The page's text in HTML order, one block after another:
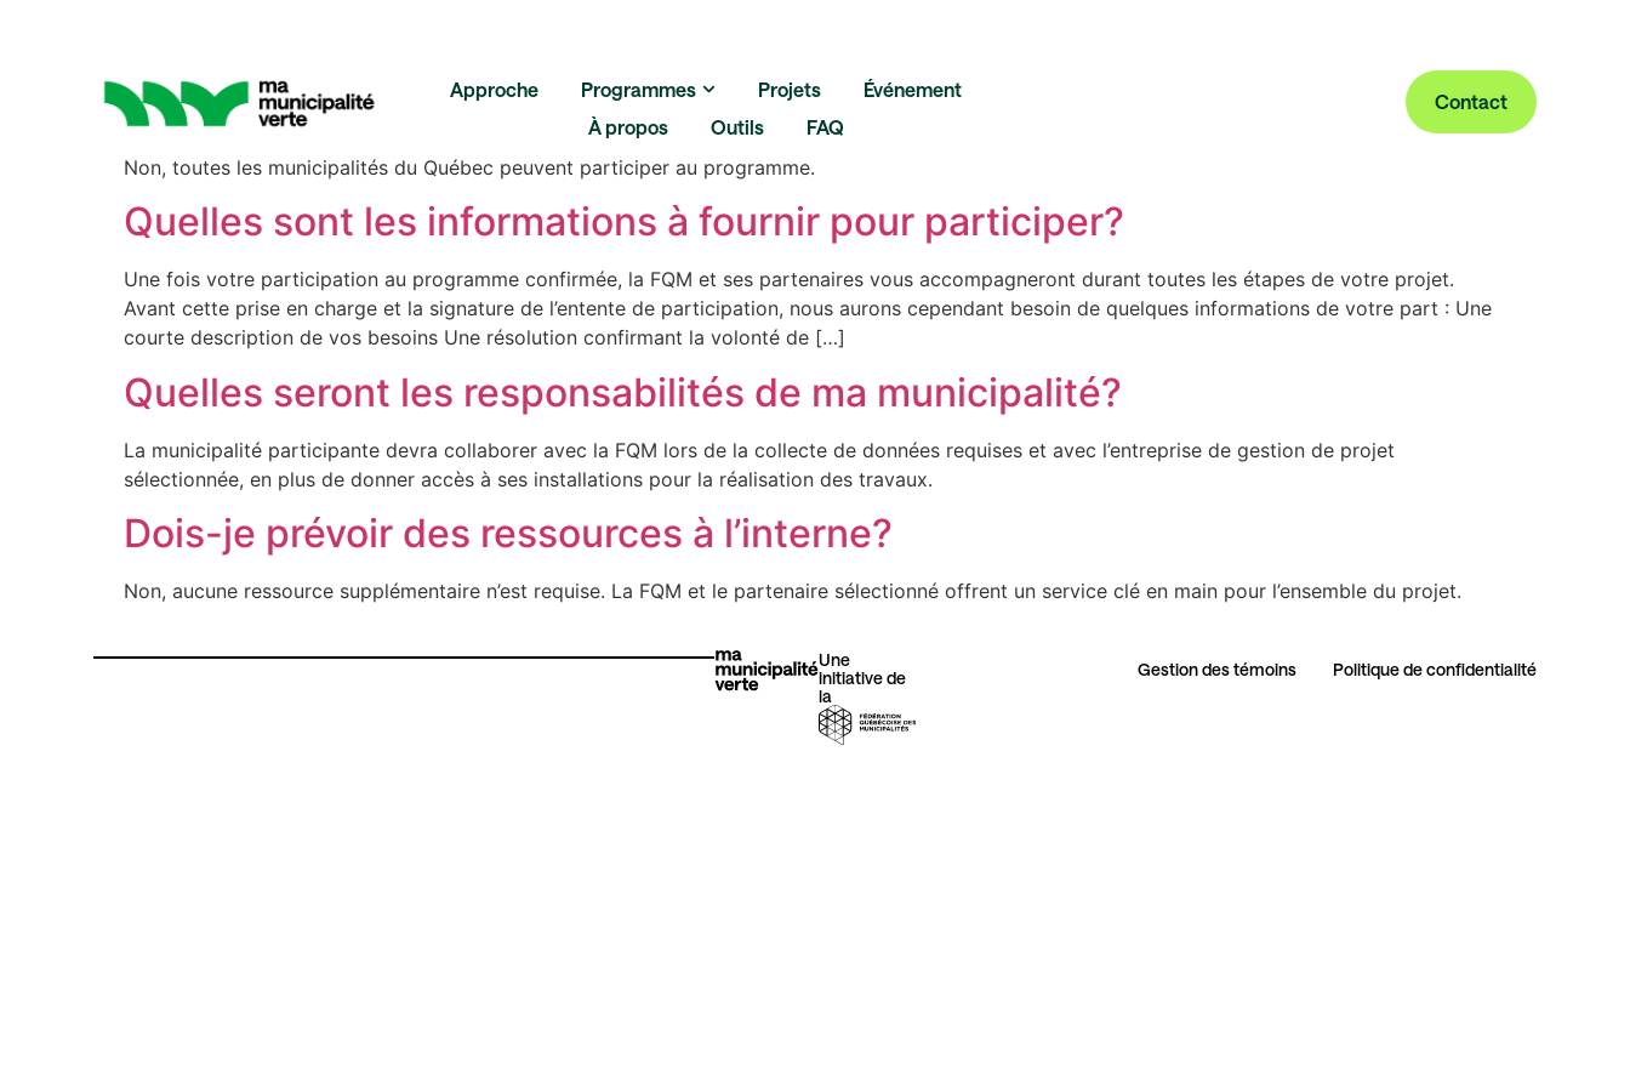
Approche Programmes Projets
Événement
À propos
Outils FAQ
Contact
Plans climat
Énergies renouvelables
Éclairage urbain Érosion côtière
Urbanisme Autres initiatives vertes
Est-ce que le programme est réservé aux membres de la FQM ?
Non, toutes les municipalités du Québec peuvent participer au programme.
Quelles sont les informations à fournir pour participer?
Une fois votre participation au programme confirmée, la FQM et ses partenaires vous accompagneront durant toutes les étapes de votre projet.
Avant cette prise en charge et la signature de l’entente de participation, nous aurons cependant besoin de quelques informations de votre part : Une
courte description de vos besoins Une résolution confirmant la volonté de […]
Quelles seront les responsabilités de ma municipalité?
La municipalité participante devra collaborer avec la FQM lors de la collecte de données requises et avec l’entreprise de gestion de projet
sélectionnée, en plus de donner accès à ses installations pour la réalisation des travaux.
Dois-je prévoir des ressources à l’interne?
Non, aucune ressource supplémentaire n’est requise. La FQM et le partenaire sélectionné offrent un service clé en main pour l’ensemble du projet.
Une
initiative de
la
Gestion des témoins​ Politique de confidentialité